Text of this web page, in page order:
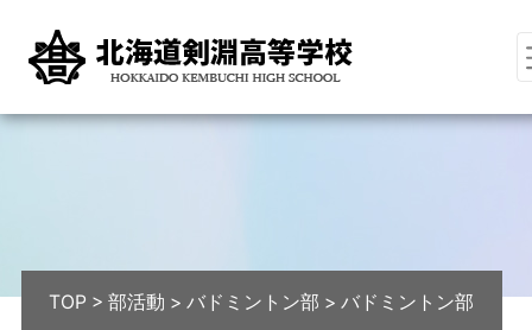
TOP >部活動 >バドミントン部 >バドミントン部